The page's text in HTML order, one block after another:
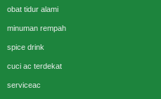
obat tidur alami
minuman rempah
spice drink
cuci ac terdekat
serviceac